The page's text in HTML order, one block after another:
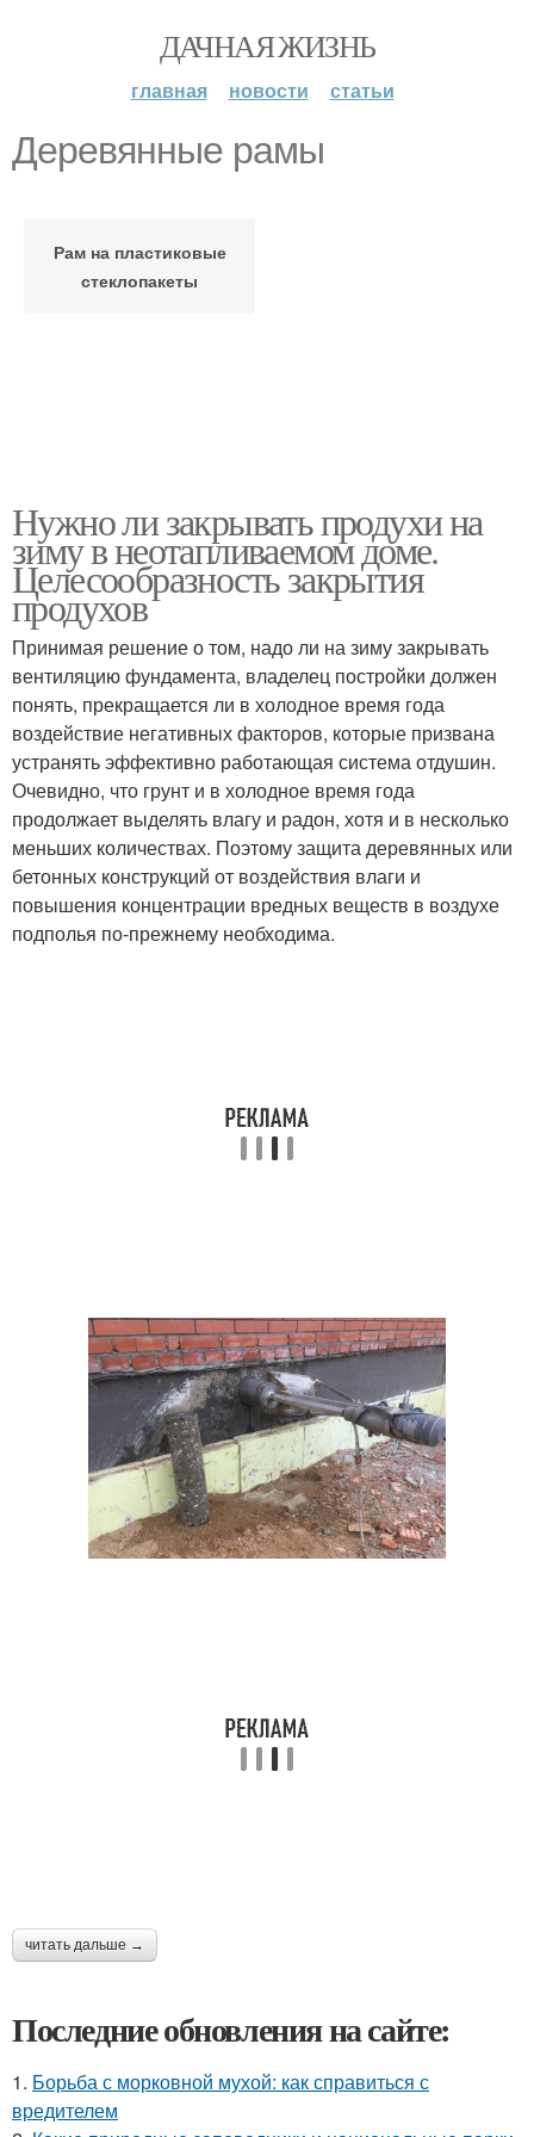
ДАЧНАЯ ЖИЗНЬ
главная новости статьи
Деревянные рамы
Рам на пластиковые
стеклопакеты
Нужно ли закрывать продухи на
зиму в неотапливаемом доме.
Целесообразность закрытия
продухов
Принимая решение о том, надо ли на зиму закрывать
вентиляцию фундамента, владелец постройки должен
понять, прекращается ли в холодное время года
воздействие негативных факторов, которые призвана
устранять эффективно работающая система отдушин.
Очевидно, что грунт и в холодное время года
продолжает выделять влагу и радон, хотя и в несколько
меньших количествах. Поэтому защита деревянных или
бетонных конструкций от воздействия влаги и
повышения концентрации вредных веществ в воздухе
подполья по-прежнему необходима.
читать дальше →
Последние обновления на сайте:
1. Борьба с морковной мухой: как справиться с
вредителем